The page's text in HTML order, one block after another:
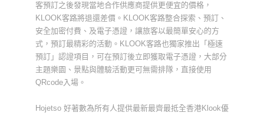
客預訂之後發現當地合作供應商提供更便宜的價格，
KLOOK客路將退還差價。KLOOK客路整合探索、預訂、
安全加密付費、及電子憑證，讓旅客以最簡單安心的方
式，預訂最精彩的活動。KLOOK客路也獨家推出「極速
預訂」認證項目，可在預訂後立即獲取電子憑證，大部分
主題樂園、景點與體驗活動更可無需排隊，直接使用
QRcode入場。
Hojetso 好著數為所有人提供最新最齊最抵全香港Klook優